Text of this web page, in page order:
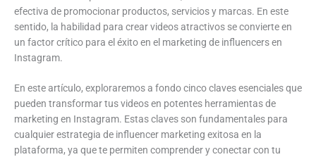
efectiva de promocionar productos, servicios y marcas. En este
sentido, la habilidad para crear videos atractivos se convierte en
un factor crítico para el éxito en el marketing de influencers en
Instagram.
En este artículo, exploraremos a fondo cinco claves esenciales que
pueden transformar tus videos en potentes herramientas de
marketing en Instagram. Estas claves son fundamentales para
cualquier estrategia de influencer marketing exitosa en la
plataforma, ya que te permiten comprender y conectar con tu